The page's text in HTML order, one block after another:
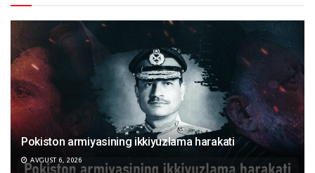
Pokiston armiyasining ikkiyuzlama harakati
AVGUST 6, 2026